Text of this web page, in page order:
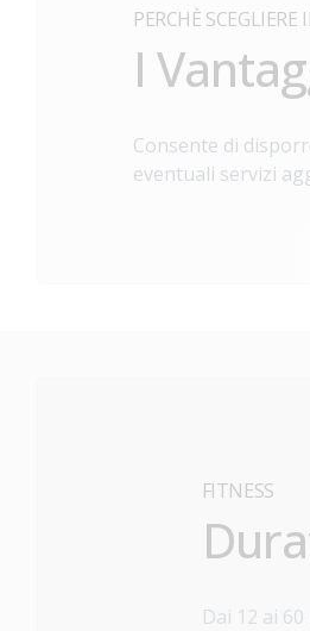
PERCHÈ
I
Consente di
eventuali servizi
FITNESS
Dai 12 ai 60